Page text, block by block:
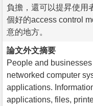
負擔，還可以提昇使用
個好的access control
意的地方。
論文外文摘要
People and
networked computer
applications.
applications, files,